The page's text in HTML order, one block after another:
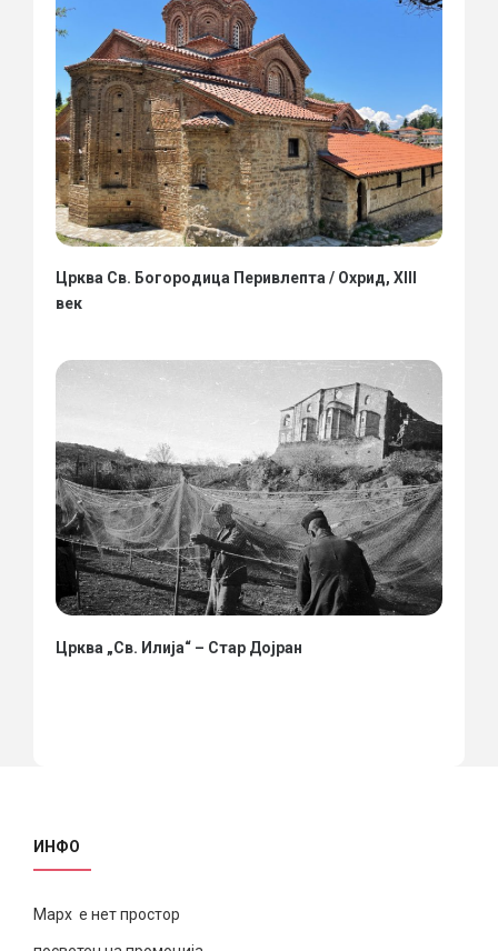
Црква Св. Богородица Перивлепта / Охрид, XIII
век
Црква „Св. Илија“ – Стар Дојран
ИНФО
Марх е нет простор